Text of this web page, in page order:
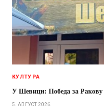
КУЛТУРА
У Шевици: Победа за
5. АВГУСТ 2026.